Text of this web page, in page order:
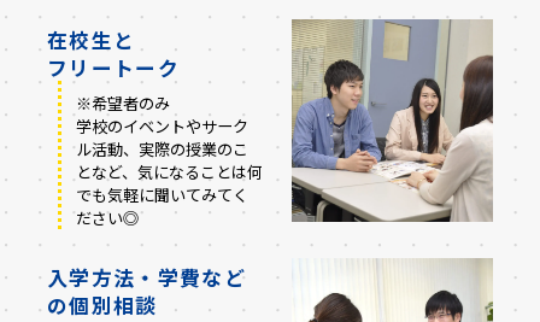
在校生と
フリートーク
※希望者のみ
学校のイベントやサーク
ル活動、実際の授業のこ
となど、気になることは何
でも気軽に聞いてみてく
ださい◎
入学方法・学費など
の個別相談